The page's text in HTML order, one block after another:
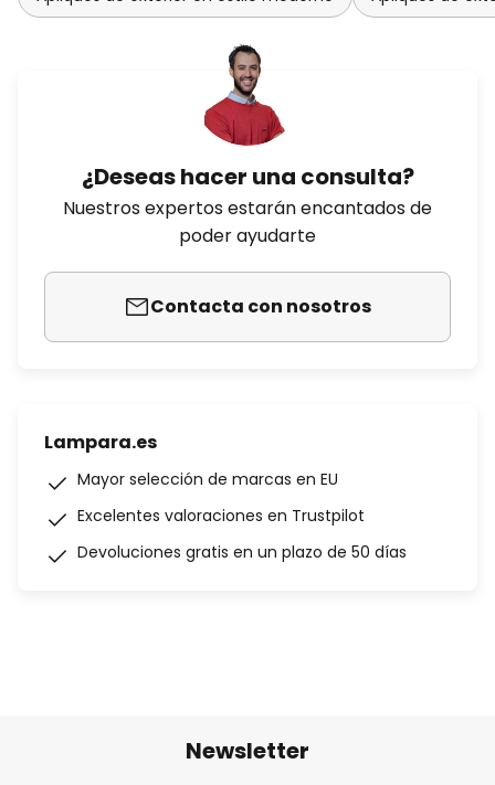
¿Deseas hacer una consulta?
Nuestros expertos estarán encantados de
poder ayudarte
Contacta con nosotros
Lampara.es
Mayor selección de marcas en EU
Excelentes valoraciones en Trustpilot
Devoluciones gratis en un plazo de 50 días
Newsletter